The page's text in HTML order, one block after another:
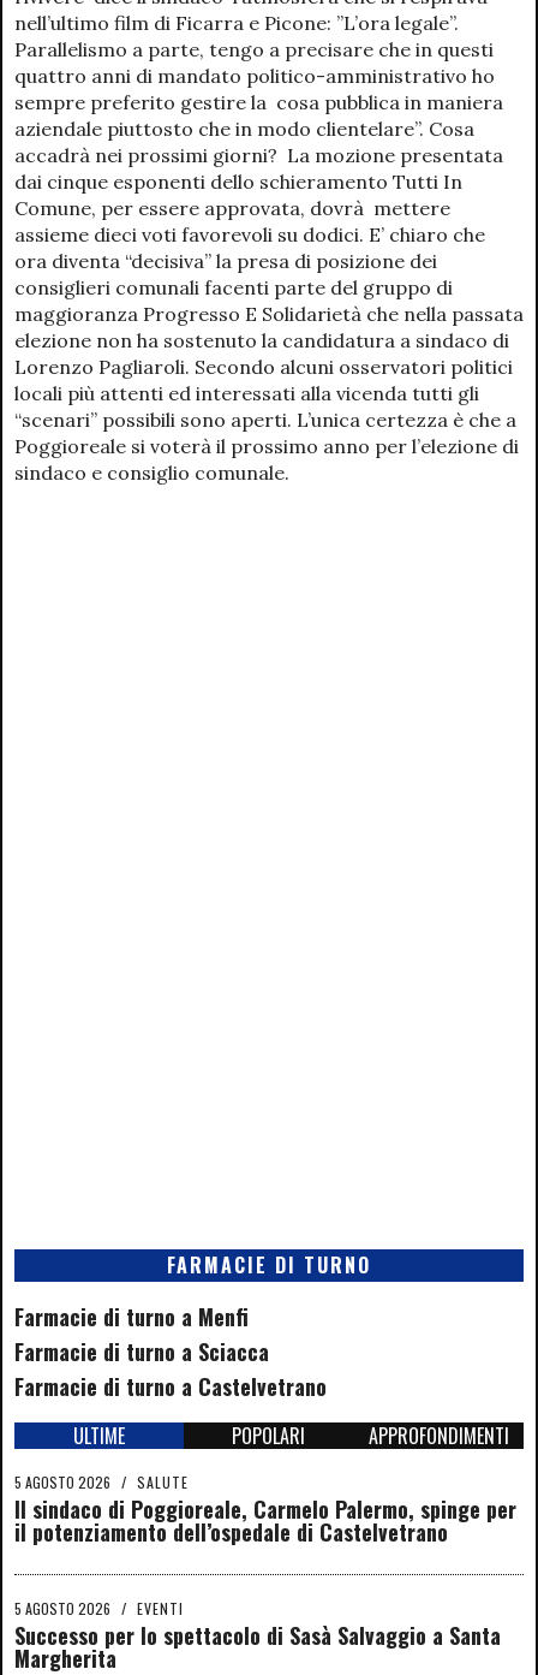
nell’ultimo film di Ficarra e Picone: ”L’ora legale”.
Parallelismo a parte, tengo a precisare che in questi
quattro anni di mandato politico-amministrativo ho
sempre preferito gestire la cosa pubblica in maniera
aziendale piuttosto che in modo clientelare”. Cosa
accadrà nei prossimi giorni? La mozione presentata
dai cinque esponenti dello schieramento Tutti In
Comune, per essere approvata, dovrà mettere
assieme dieci voti favorevoli su dodici. E’ chiaro che
ora diventa “decisiva” la presa di posizione dei
consiglieri comunali facenti parte del gruppo di
maggioranza Progresso E Solidarietà che nella passata
elezione non ha sostenuto la candidatura a sindaco di
Lorenzo Pagliaroli. Secondo alcuni osservatori politici
locali più attenti ed interessati alla vicenda tutti gli
“scenari” possibili sono aperti. L’unica certezza è che a
Poggioreale si voterà il prossimo anno per l’elezione di
sindaco e consiglio comunale.
FARMACIE DI TURNO
Farmacie di turno a Menfi
Farmacie di turno a Sciacca
Farmacie di turno a Castelvetrano
ULTIME POPOLARI APPROFONDIMENTI
5 AGOSTO 2026 / SALUTE
Il sindaco di Poggioreale, Carmelo Palermo, spinge per
il potenziamento dell’ospedale di Castelvetrano
5 AGOSTO 2026 / EVENTI
Successo per lo spettacolo di Sasà Salvaggio a Santa
Margherita